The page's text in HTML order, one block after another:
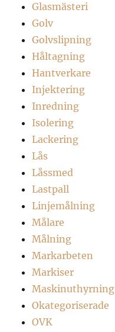
Glasmästeri
Golv
Golvslipning
Håltagning
Hantverkare
Injektering
Inredning
Isolering
Lackering
Lås
Låssmed
Lastpall
Linjemålning
Målare
Målning
Markarbeten
Markiser
Maskinuthyrning
Okategoriserade
OVK